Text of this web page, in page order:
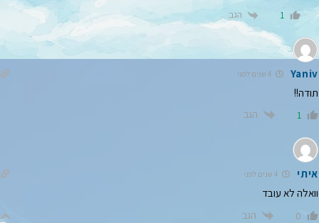
1 הגב
Yaniv 4 שנים לפני
תודה!!
1 הגב
איתי
וואלה לא עובד
0 הגב